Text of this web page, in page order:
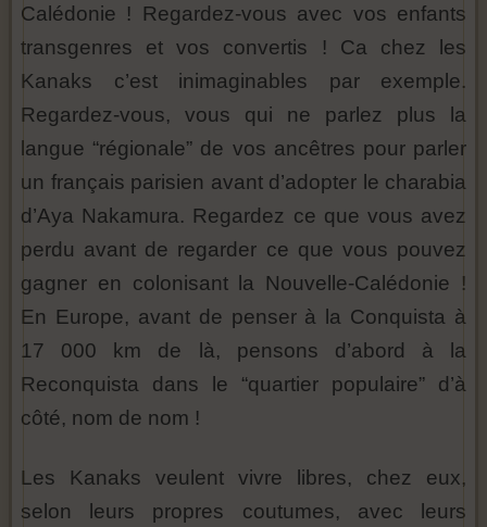
Calédonie ! Regardez-vous avec vos enfants
transgenres et vos convertis ! Ca chez les
Kanaks c’est inimaginables par exemple.
Regardez-vous, vous qui ne parlez plus la
langue “régionale” de vos ancêtres pour parler
un français parisien avant d’adopter le charabia
d’Aya Nakamura. Regardez ce que vous avez
perdu avant de regarder ce que vous pouvez
gagner en colonisant la Nouvelle-Calédonie !
En Europe, avant de penser à la Conquista à
17 000 km de là, pensons d’abord à la
Reconquista dans le “quartier populaire” d’à
côté, nom de nom !
Les Kanaks veulent vivre libres, chez eux,
selon leurs propres coutumes, avec leurs